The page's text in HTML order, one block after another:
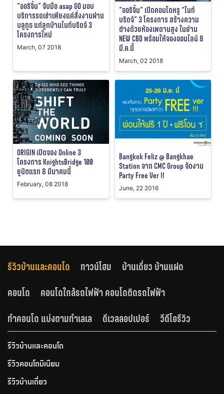
“ออริจิ้น” จับมือ asap GO มอบ
บริการรถเช่าเพียงแค่สั่งงานผ่าน
บลูทูธ แก่ลูกบ้านไนท์บริดจ์ 3
โครงการใหม่
March, 07 2018
“ออริจิ้น” เปิดคอนโดหรู “ไนท์
บริดจ์” 3 โครงการ สร้างความ
ต่างด้วยห้องเพดานสูง ในย่าน
NEW CBD พร้อมให้จองออนไลน์ 8
มี.ค.นี้
March, 02 2018
ORIGIN เปิดจอง Online 3
โครงการ KnightsBridge 100
ยูนิตแรก 8 มีนาคมนี้
February, 08 2018
Bangkok Feliz @ Bangkhae
Station จาก CMC Group จัดงาน
Party Free Ver !!
June, 22 2016
รีวิวบ้านและคอนโด ทาวน์โฮม
บ้านเดี่ยว บ้านแฝด
คอนโด
คอนโดใกล้รถไฟฟ้า คอนโดติดรถไฟฟ้า
ทำคอนโด แบ่งตามทำเลเล
ดีเวลลอปเปอร์ วีดีโอรีวิว
รีวิวบ้านและคอนโด
รีวิวคอนโดมิเนียม
รีวิวบ้านเดี่ยว